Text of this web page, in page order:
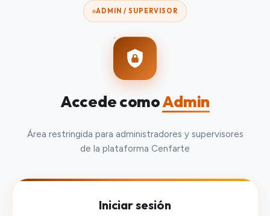
ADMIN / SUPERVISOR
Accede comoAdmin
Área restringida para administradores y supervisores
de la plataforma Cenfarte
Iniciar sesión